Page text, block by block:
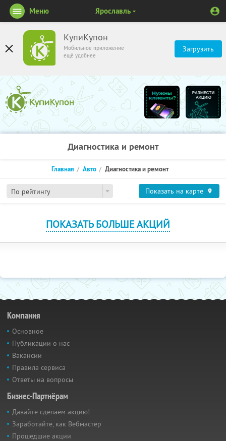
КупиКупон
Мобильное приложение
ещё удобнее
Загрузить
Меню Ярославль
Диагностика и ремонт
По рейтингу
Главная Авто Диагностика и ремонт
Показать на карте
ПОКАЗАТЬ БОЛЬШЕ АКЦИЙ
Компания
Основное
Публикации о нас
Вакансии
Правила сервиса
Ответы на вопросы
Бизнес-Партнёрам
Давайте сделаем акцию!
Заработайте, как Вебмастер
Прошедшие акции